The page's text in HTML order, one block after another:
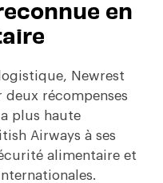
en
Newrest
deux récompenses
plus haute
Airways à ses
alimentaire et